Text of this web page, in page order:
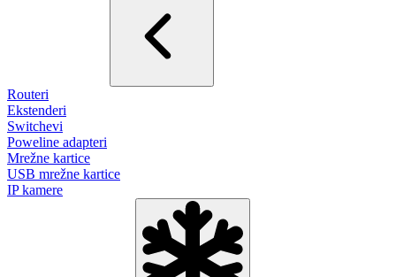
Routeri
Ekstenderi
Switchevi
Poweline adapteri
Mrežne kartice
USB mrežne kartice
IP kamere